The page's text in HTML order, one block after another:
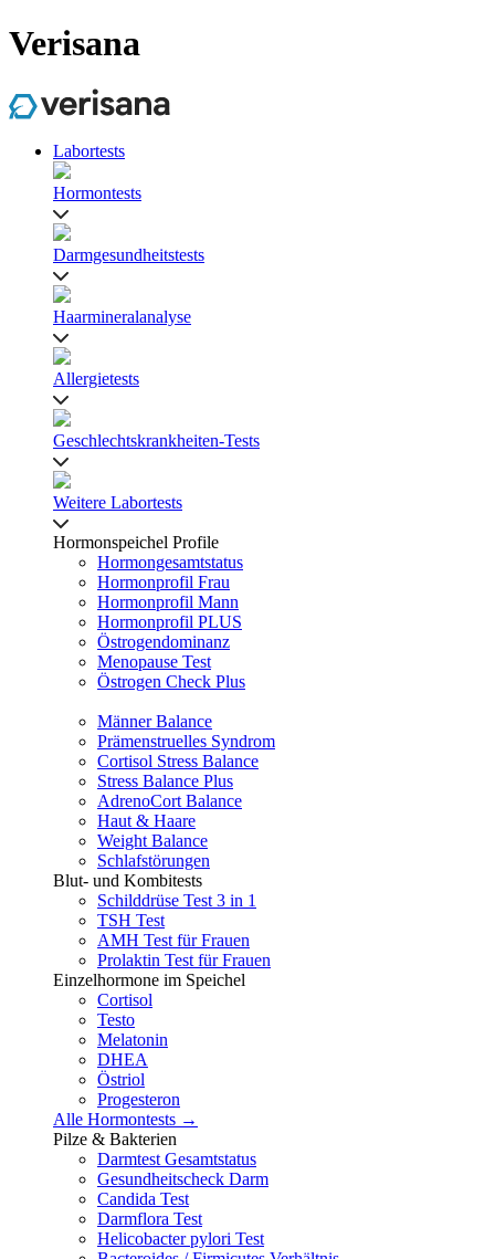
Verisana
Labortests
Hormontests
Darmgesundheitstests
Haarmineralanalyse
Allergietests
Geschlechtskrankheiten-Tests
Weitere Labortests
Hormonspeichel Profile
Hormongesamtstatus
Hormonprofil Frau
Hormonprofil Mann
Hormonprofil PLUS
Östrogendominanz
Menopause Test
Östrogen Check Plus
Männer Balance
Prämenstruelles Syndrom
Cortisol Stress Balance
Stress Balance Plus
AdrenoCort Balance
Haut & Haare
Weight Balance
Schlafstörungen
Blut- und Kombitests
Schilddrüse Test 3 in 1
TSH Test
AMH Test für Frauen
Prolaktin Test für Frauen
Einzelhormone im Speichel
Cortisol
Testo
Melatonin
DHEA
Östriol
Progesteron
Alle Hormontests →
Pilze & Bakterien
Darmtest Gesamtstatus
Gesundheitscheck Darm
Candida Test
Darmflora Test
Helicobacter pylori Test